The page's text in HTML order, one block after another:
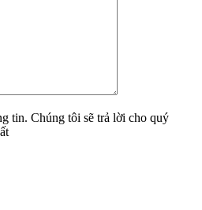
tin. Chúng tôi sẽ trả lời cho quý